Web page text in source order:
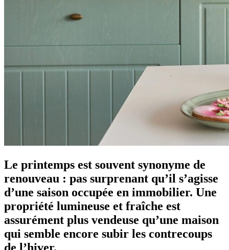
Le printemps est souvent synonyme de
renouveau : pas surprenant qu’il s’agisse
d’une saison occupée en immobilier. Une
propriété lumineuse et fraîche est
assurément plus vendeuse qu’une maison
qui semble encore subir les contrecoups
de l’hiver.